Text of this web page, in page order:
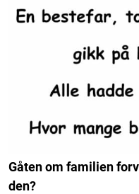
Gåten om familien
den?